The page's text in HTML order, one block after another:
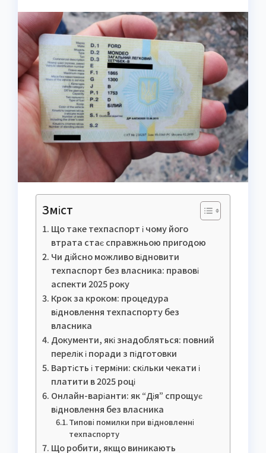
Зміст
Що таке техпаспорт і чому його
втрата стає справжньою пригодою
Чи дійсно можливо відновити
техпаспорт без власника: правові
аспекти 2025 року
Крок за кроком: процедура
відновлення техпаспорту без
власника
Документи, які знадобляться: повний
перелік і поради з підготовки
Вартість і терміни: скільки чекати і
платити в 2025 році
Онлайн-варіанти: як “Дія” спрощує
відновлення без власника
Типові помилки при відновленні
техпаспорту
Що робити, якщо виникають